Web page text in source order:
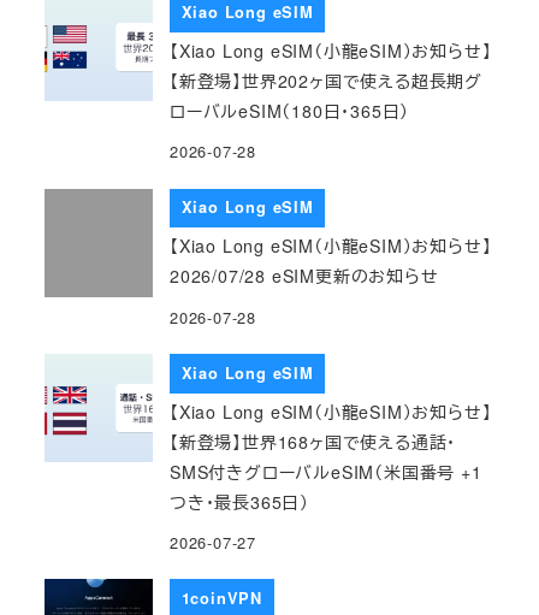
Xiao Long eSIM
【Xiao Long eSIM（小龍eSIM）お知らせ】
【新登場】世界202ヶ国で使える超長期グ
ローバルeSIM（180日・365日）
2026-07-28
Xiao Long eSIM
【Xiao Long eSIM（小龍eSIM）お知らせ】
2026/07/28 eSIM更新のお知らせ
2026-07-28
Xiao Long eSIM
【Xiao Long eSIM（小龍eSIM）お知らせ】
【新登場】世界168ヶ国で使える通話・
SMS付きグローバルeSIM（米国番号 +1
つき・最長365日）
2026-07-27
1coinVPN